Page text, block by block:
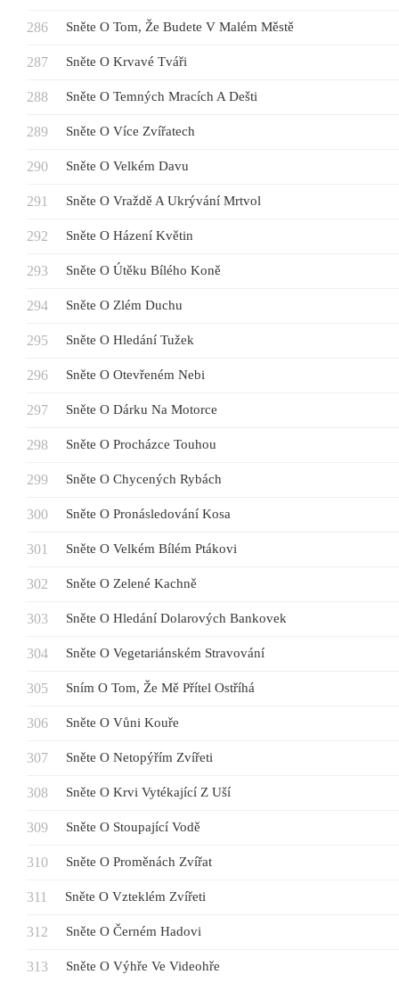
Sněte O Tom, Že Budete V Malém Městě
Sněte O Krvavé Tváři
Sněte O Temných Mracích A Dešti
Sněte O Více Zvířatech
Sněte O Velkém Davu
Sněte O Vraždě A Ukrývání Mrtvol
Sněte O Házení Květin
Sněte O Útěku Bílého Koně
Sněte O Zlém Duchu
Sněte O Hledání Tužek
Sněte O Otevřeném Nebi
Sněte O Dárku Na Motorce
Sněte O Procházce Touhou
Sněte O Chycených Rybách
Sněte O Pronásledování Kosa
Sněte O Velkém Bílém Ptákovi
Sněte O Zelené Kachně
Sněte O Hledání Dolarových Bankovek
Sněte O Vegetariánském Stravování
Sním O Tom, Že Mě Přítel Ostříhá
Sněte O Vůni Kouře
Sněte O Netopýřím Zvířeti
Sněte O Krvi Vytékající Z Uší
Sněte O Stoupající Vodě
Sněte O Proměnách Zvířat
Sněte O Vzteklém Zvířeti
Sněte O Černém Hadovi
Sněte O Výhře Ve Videohře